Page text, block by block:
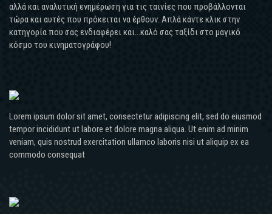
αλλά και αναλυτική ενημέρωση για τις ταινίες που προβάλλονται
τώρα και αυτές που πρόκειται να έρθουν. Απλά κάντε κλικ στην
κατηγορία που σας ενδιαφέρει και...καλό σας ταξίδι στο μαγικό
κόσμο του κινηματογράφου!
Lorem ipsum dolor sit amet, consectetur adipiscing elit, sed do eiusmod
tempor incididunt ut labore et dolore magna aliqua. Ut enim ad minim
veniam, quis nostrud exercitation ullamco laboris nisi ut aliquip ex ea
commodo consequat